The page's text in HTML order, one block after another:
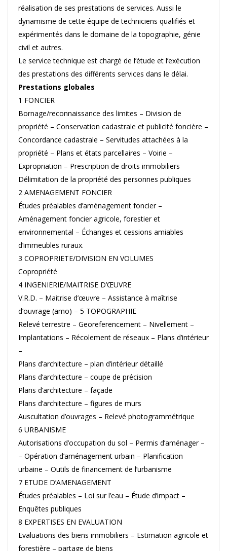
réalisation de ses prestations de services. Aussi le
dynamisme de cette équipe de techniciens qualifiés et
expérimentés dans le domaine de la topographie, génie
civil et autres.
Le service technique est chargé de l’étude et l’exécution
des prestations des différents services dans le délai.
Prestations globales
1 FONCIER
Bornage/reconnaissance des limites – Division de
propriété – Conservation cadastrale et publicité foncière –
Concordance cadastrale – Servitudes attachées à la
propriété – Plans et états parcellaires – Voirie –
Expropriation – Prescription de droits immobiliers
Délimitation de la propriété des personnes publiques
2 AMENAGEMENT FONCIER
Études préalables d’aménagement foncier –
Aménagement foncier agricole, forestier et
environnemental – Échanges et cessions amiables
d’immeubles ruraux.
3 COPROPRIETE/DIVISION EN VOLUMES
Copropriété
4 INGENIERIE/MAITRISE D’ŒUVRE
V.R.D. – Maitrise d’œuvre – Assistance à maîtrise
d’ouvrage (amo) – 5 TOPOGRAPHIE
Relevé terrestre – Georeferencement – Nivellement –
Implantations – Récolement de réseaux – Plans d’intérieur
–
Plans d’architecture – plan d’intérieur détaillé
Plans d’architecture – coupe de précision
Plans d’architecture – façade
Plans d’architecture – figures de murs
Auscultation d’ouvrages – Relevé photogrammétrique
6 URBANISME
Autorisations d’occupation du sol – Permis d’aménager –
– Opération d’aménagement urbain – Planification
urbaine – Outils de financement de l’urbanisme
7 ETUDE D’AMENAGEMENT
Études préalables – Loi sur l’eau – Étude d’impact –
Enquêtes publiques
8 EXPERTISES EN EVALUATION
Evaluations des biens immobiliers – Estimation agricole et
forestière – partage de biens